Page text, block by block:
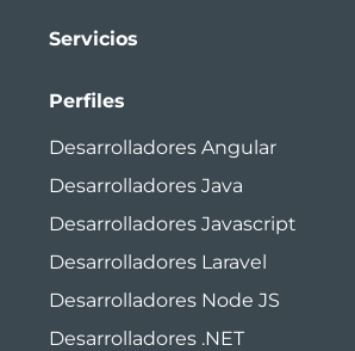
Servicios
Perfiles
Desarrolladores Angular
Desarrolladores Java
Desarrolladores Javascript
Desarrolladores Laravel
Desarrolladores Node JS
Desarrolladores .NET